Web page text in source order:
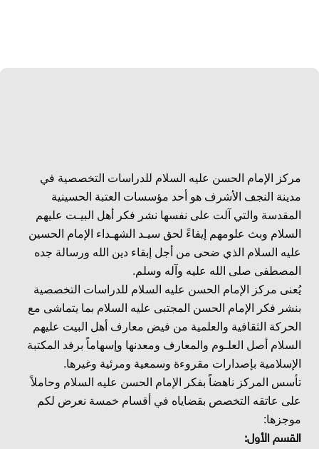
مركز الإمام الحسن عليه السلام للدراسات التخصصية في
مدينة النجف الأشرف هو أحد مؤسسات العتبة الحسينية
المقدسة والتي آلت على نفسها نشر فكر أهل البيـت عليهم
السلام وبث علومهم إيفاءً لحق سيـد الشهـداء الإمام الحسين
عليه السلام الذي ضحى من أجل إبقاء دين الله ورسالة جده
المصطفى صلى الله عليه وآله وسلم.
يُعنى مركز الإمام الحسن عليه السلام للدراسات التخصصية
بنشر فكر الإمام الحسن المجتبى عليه السلام بما يتماشى مع
الحركة الثقافية والعلمية من فيض معارف أهل البيت عليهم
السلام أصل العلـوم والمعارف ومعدنها وإسهاماً برفد المكتبة
الإسلامية بإصدارات مقروءة وسمعية ومرئية وغيرها.
تأسس المركز ناهضاً بفكر الإمام الحسن عليه السلام وحاملاً
على عاتقه التخصص بقضاياه في أقسام خمسة نعرض لكم
موجزها:
القسم الأول: